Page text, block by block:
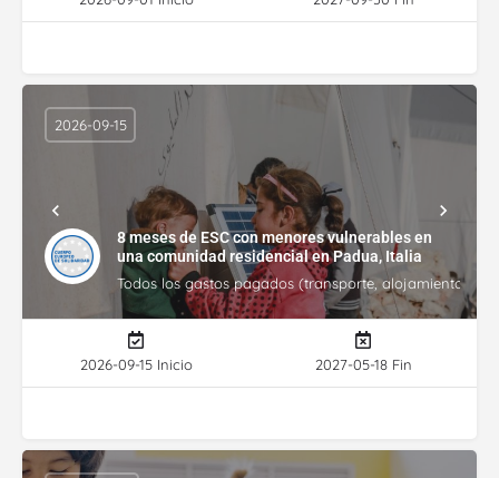
8 meses de ESC con menores vulnerables en
una comunidad residencial en Padua, Italia
Todos los gastos pagados (transporte, alojamiento,
2026-09-15
2026-09-15 Inicio 2027-05-18 Fin